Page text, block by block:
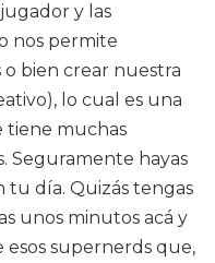
y las
nos permite
bien crear nuestra
lo cual es una
tiene muchas
Seguramente hayas
día. Quizás tengas
unos minutos acá y
esos supernerds que,